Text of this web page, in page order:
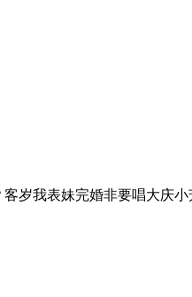
岁我表妹完婚非要唱大庆